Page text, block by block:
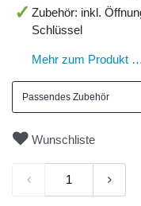
Zubehör: inkl.
Schlüssel
Mehr zum Produkt …
Passendes Zubehör
Wunschliste